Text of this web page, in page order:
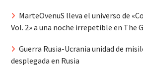
MarteOvenuS lleva el universo de
Vol. 2» a una noche irrepetible en The
Guerra Rusia-Ucrania unidad de
desplegada en Rusia